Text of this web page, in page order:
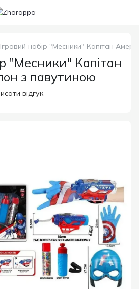
Ігровий набір "Месники" Капітан
"Месники" Капітан
з павутиною
відгук